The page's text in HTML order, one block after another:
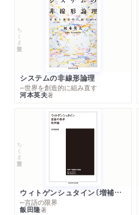
ちくま学芸文庫
システムの非線形論理
─世界を創造的に組み直す
河本英夫著
ちくま学芸文庫
ウィトゲンシュタイン〔増補新版〕
─言語の限界
飯田隆著